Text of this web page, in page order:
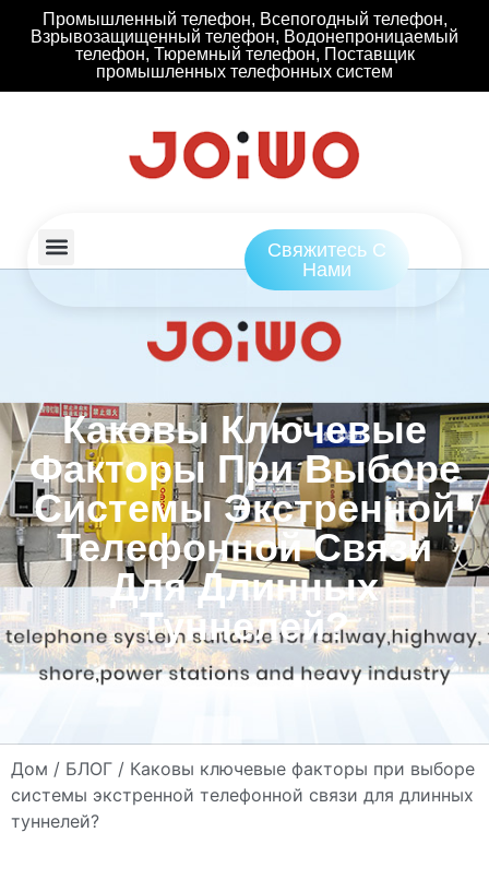
Промышленный телефон, Всепогодный телефон,
Взрывозащищенный телефон, Водонепроницаемый
телефон, Тюремный телефон, Поставщик
промышленных телефонных систем
Свяжитесь С
Нами
Каковы Ключевые
Факторы При Выборе
Системы Экстренной
Телефонной Связи
Для Длинных
Туннелей?
Дом / БЛОГ / Каковы ключевые факторы при выборе
системы экстренной телефонной связи для длинных
туннелей?